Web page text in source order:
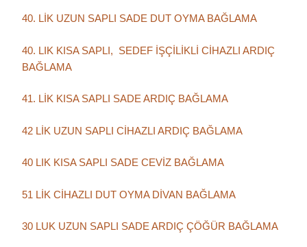
40. LİK UZUN SAPLI SADE DUT OYMA BAĞLAMA
40. LIK KISA SAPLI, SEDEF İŞÇİLİKLİ CİHAZLI ARDIÇ
BAĞLAMA
41. LİK KISA SAPLI SADE ARDIÇ BAĞLAMA
42 LİK UZUN SAPLI CİHAZLI ARDIÇ BAĞLAMA
40 LIK KISA SAPLI SADE CEVİZ BAĞLAMA
51 LİK CİHAZLI DUT OYMA DİVAN BAĞLAMA
30 LUK UZUN SAPLI SADE ARDIÇ ÇÖĞÜR BAĞLAMA